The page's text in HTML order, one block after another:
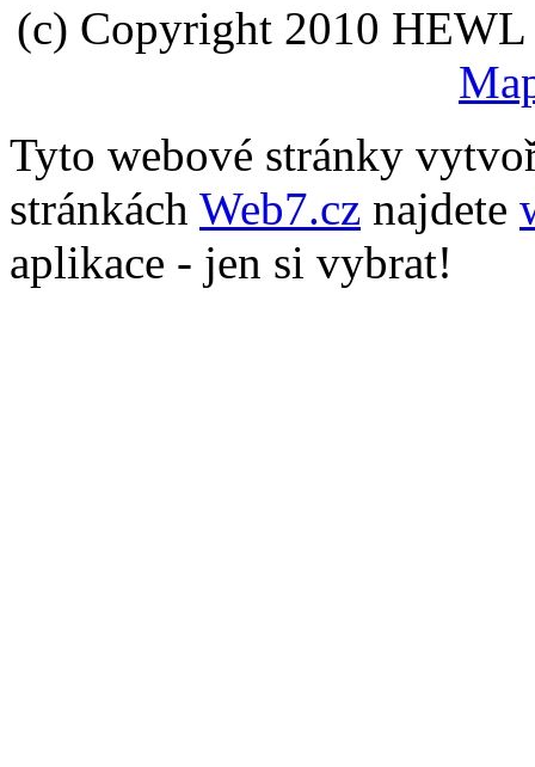
(c) Copyright 2010 HEWL
Tyto webové stránky
stránkách Web7.cz najdete
aplikace - jen si vybrat!